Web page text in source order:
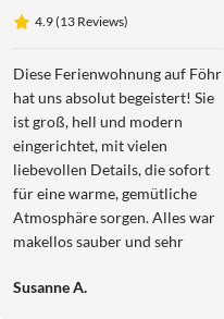
Beauty
ambiente
4.9 (13 Reviews)
Diese Ferienwohnung auf Föhr
hat uns absolut begeistert! Sie
ist groß, hell und modern
eingerichtet, mit vielen
liebevollen Details, die sofort
für eine warme, gemütliche
Atmosphäre sorgen. Alles war
makellos sauber und sehr
außergewöhnlich freundlich
Susanne A.